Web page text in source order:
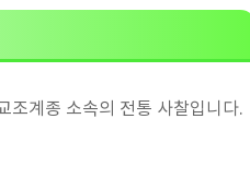
조계종 소속의 전통 사찰입니다.